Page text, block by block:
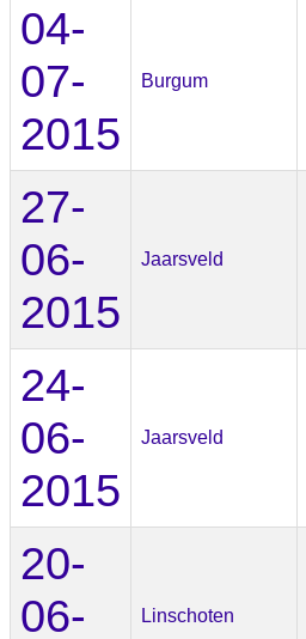
04-
07-
2015
Burgum
27-
06-
2015
Jaarsveld
24-
06-
2015
Jaarsveld
20-
06-
Linschoten